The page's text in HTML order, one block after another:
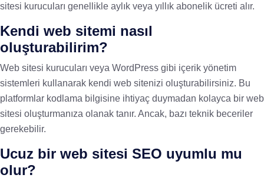
sitesi kurucuları genellikle aylık veya yıllık abonelik ücreti alır.
Kendi web sitemi nasıl
oluşturabilirim?
Web sitesi kurucuları veya WordPress gibi içerik yönetim
sistemleri kullanarak kendi web sitenizi oluşturabilirsiniz. Bu
platformlar kodlama bilgisine ihtiyaç duymadan kolayca bir web
sitesi oluşturmanıza olanak tanır. Ancak, bazı teknik beceriler
gerekebilir.
Ucuz bir web sitesi SEO uyumlu mu
olur?